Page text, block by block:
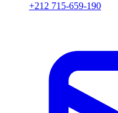
+212 715-659-190